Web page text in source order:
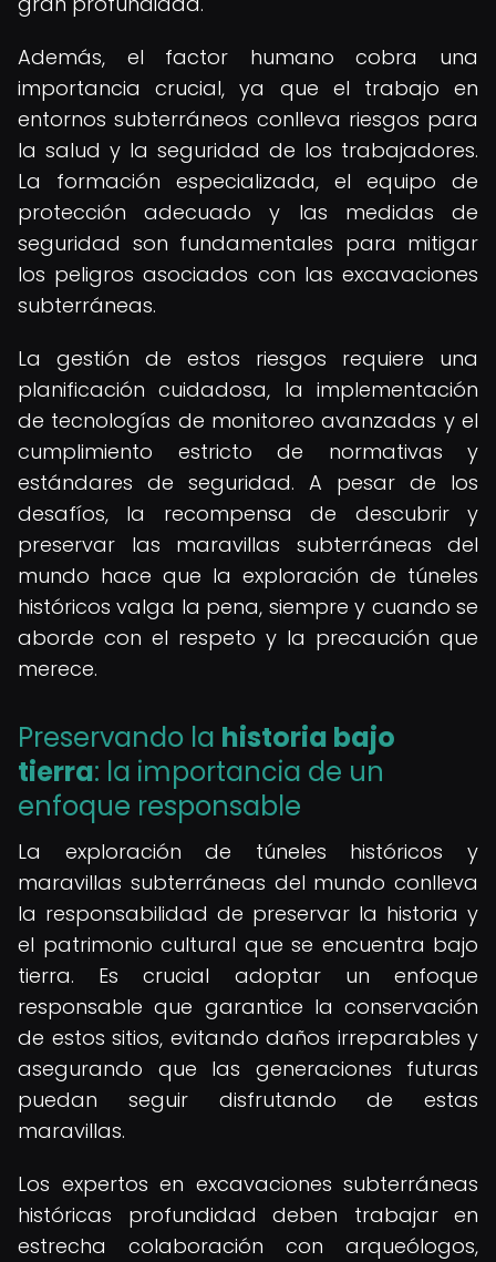
Además, el factor humano cobra una
importancia crucial, ya que el trabajo en
entornos subterráneos conlleva riesgos para
la salud y la seguridad de los trabajadores.
La formación especializada, el equipo de
protección adecuado y las medidas de
seguridad son fundamentales para mitigar
los peligros asociados con las excavaciones
subterráneas.
La gestión de estos riesgos requiere una
planificación cuidadosa, la implementación
de tecnologías de monitoreo avanzadas y el
cumplimiento estricto de normativas y
estándares de seguridad. A pesar de los
desafíos, la recompensa de descubrir y
preservar las maravillas subterráneas del
mundo hace que la exploración de túneles
históricos valga la pena, siempre y cuando se
aborde con el respeto y la precaución que
merece.
Preservando la historia bajo
tierra: la importancia de un
enfoque responsable
La exploración de túneles históricos y
maravillas subterráneas del mundo conlleva
la responsabilidad de preservar la historia y
el patrimonio cultural que se encuentra bajo
tierra. Es crucial adoptar un enfoque
responsable que garantice la conservación
de estos sitios, evitando daños irreparables y
asegurando que las generaciones futuras
puedan seguir disfrutando de estas
maravillas.
Los expertos en excavaciones subterráneas
históricas profundidad deben trabajar en
estrecha colaboración con arqueólogos,